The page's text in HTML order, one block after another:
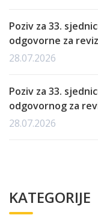
Poziv za 33.
odgovorne za
28.07.2026
Poziv za 33.
odgovornog za
28.07.2026
KATEGORIJE